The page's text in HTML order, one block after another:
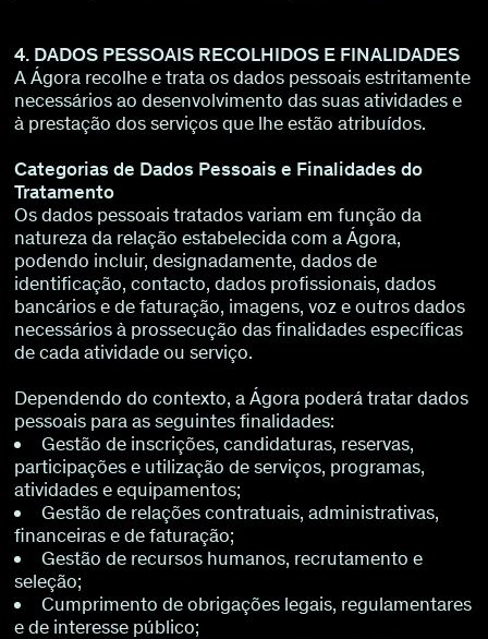
4. DADOS PESSOAIS RECOLHIDOS E FINALIDADES
A Ágora recolhe e trata os dados pessoais estritamente
necessários ao desenvolvimento das suas atividades e
à prestação dos serviços que lhe estão atribuídos.
Categorias de Dados Pessoais e Finalidades do
Tratamento
Os dados pessoais tratados variam em função da
natureza da relação estabelecida com a Ágora,
podendo incluir, designadamente, dados de
identificação, contacto, dados profissionais, dados
bancários e de faturação, imagens, voz e outros dados
necessários à prossecução das finalidades específicas
de cada atividade ou serviço.
Dependendo do contexto, a Ágora poderá tratar dados
pessoais para as seguintes finalidades:
Gestão de inscrições, candidaturas, reservas,
participações e utilização de serviços, programas,
atividades e equipamentos;
Gestão de relações contratuais, administrativas,
financeiras e de faturação;
Gestão de recursos humanos, recrutamento e
seleção;
Cumprimento de obrigações legais, regulamentares
e de interesse público;